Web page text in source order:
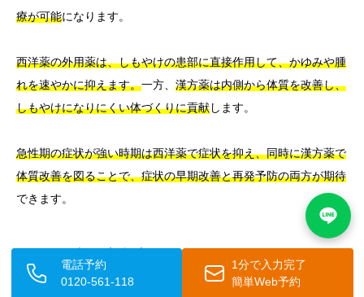
療が可能になります。
西洋薬の外用薬は、しもやけの患部に直接作用して、かゆみや腫
れを速やかに抑えます。一方、 漢方薬は内側から体質を改善し、
しもやけになりにくい体づくりに貢献します。
急性期の症状が強い時期は西洋薬で症状を抑え、同時に漢方薬で
体質改善を図ることで、症状の早期改善と再発予防の両方が期待
できます。
⚠️ 併用時の注意点
電話予約
0120-561-118
1分で入力完了
簡単Web予約